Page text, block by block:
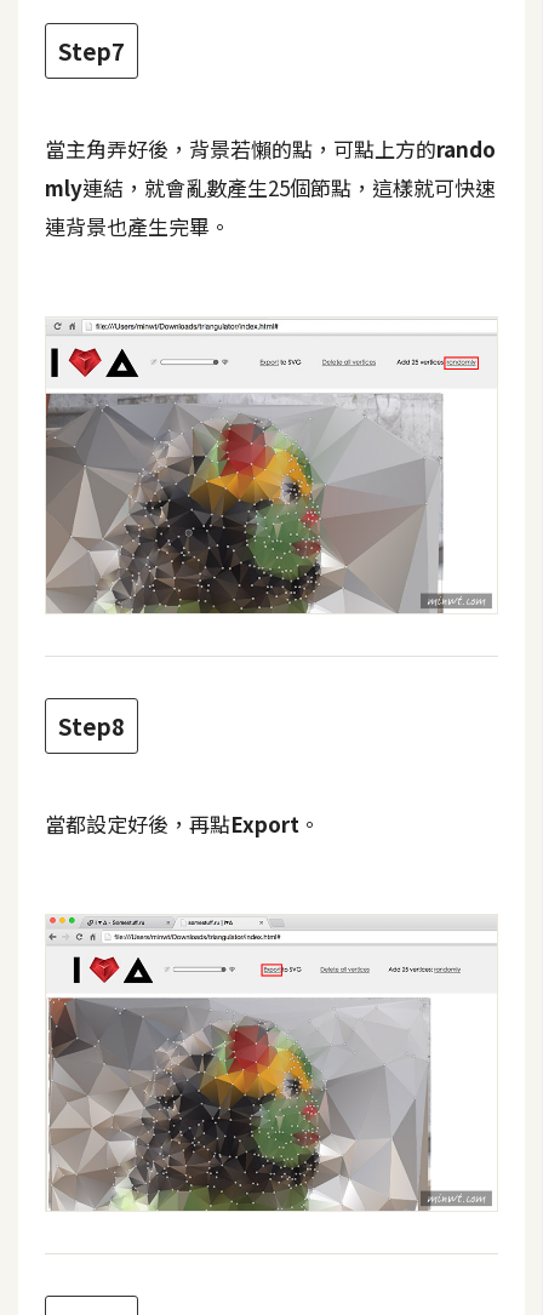
i
p
t
U
I
/
R
W
D
網
頁
後
端
P
D
c
伺
服
器
設
定
資
源
圖
Step7
當主角弄好後，背景若懶的點，可點上方的rando
mly連結，就會亂數產生25個節點，這樣就可快速
連背景也產生完畢。
Step8
當都設定好後，再點Export 。